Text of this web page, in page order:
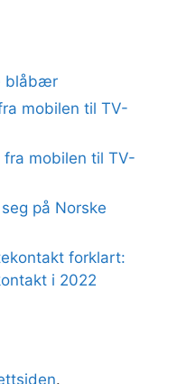
blåbær
mobilen til TV-
mobilen til TV-
på Norske
forklart:
i 2022
.